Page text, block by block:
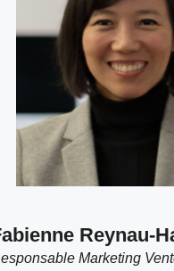
Reynau-
Marketing